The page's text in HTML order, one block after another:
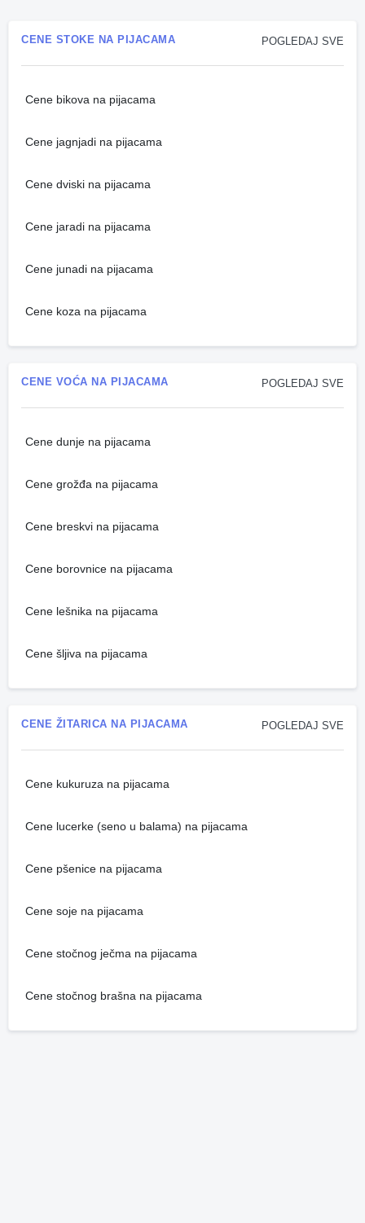
POGLEDAJ SVE
CENE STOKE NA PIJACAMA
Cene bikova na pijacama
Cene jagnjadi na pijacama
Cene dviski na pijacama
Cene jaradi na pijacama
Cene junadi na pijacama
Cene koza na pijacama
POGLEDAJ SVE
CENE VOĆA NA PIJACAMA
Cene dunje na pijacama
Cene grožđa na pijacama
Cene breskvi na pijacama
Cene borovnice na pijacama
Cene lešnika na pijacama
Cene šljiva na pijacama
POGLEDAJ SVE
CENE ŽITARICA NA PIJACAMA
Cene kukuruza na pijacama
Cene lucerke (seno u balama) na pijacama
Cene pšenice na pijacama
Cene soje na pijacama
Cene stočnog ječma na pijacama
Cene stočnog brašna na pijacama